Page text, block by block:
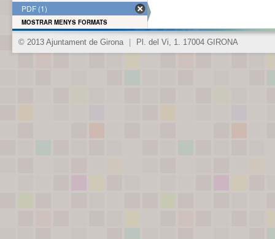
PDF (1)
MOSTRAR MENYS FORMATS
© 2013 Ajuntament de Girona Pl. del Vi, 1. 17004 GIRONA